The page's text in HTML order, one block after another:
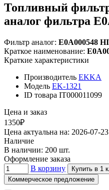
Топливный
аналог фильтра
Фильтр аналог: E0A000548
Краткое наименование:
Краткие характеристики
Производитель EKKA
Модель EK-1321
ID товара IT000011099
Цена и заказ
1350₽
Цена актуальна на: 2026-07-23
Наличие
В наличии: 200 шт.
Оформление заказа
В корзину
Купить в 1
Коммерческое предложение